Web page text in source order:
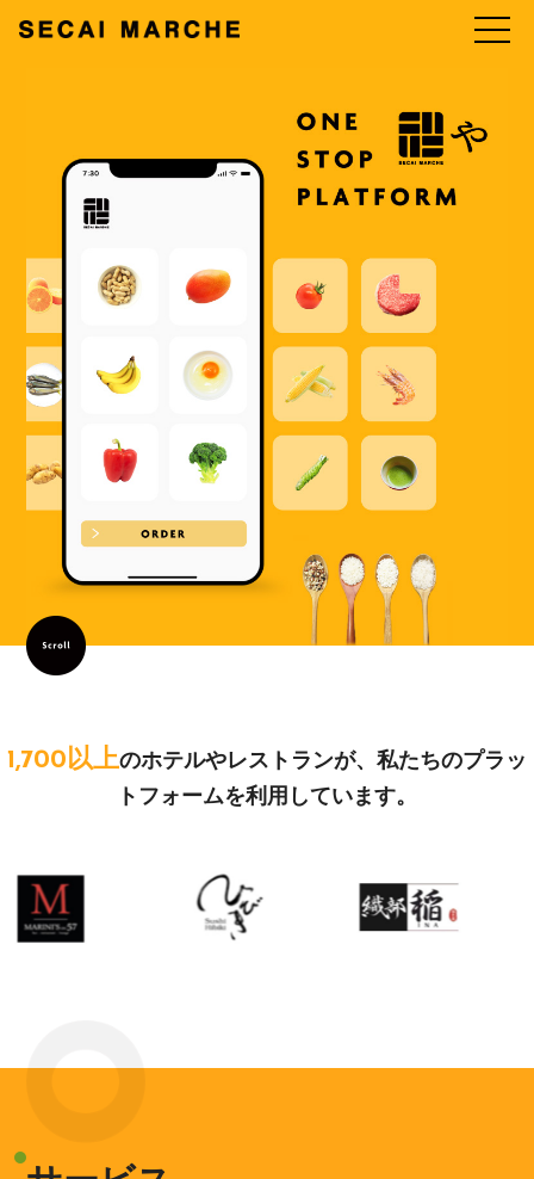
1,700以上のホテルやレストランが、私たちのプラッ
トフォームを利用しています。